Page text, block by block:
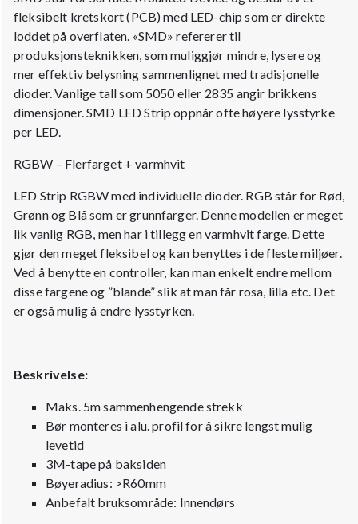
fleksibelt kretskort (PCB) med LED-chip som er direkte
loddet på overflaten. «SMD» refererer til
produksjonsteknikken, som muliggjør mindre, lysere og
mer effektiv belysning sammenlignet med tradisjonelle
dioder. Vanlige tall som 5050 eller 2835 angir brikkens
dimensjoner. SMD LED Strip oppnår ofte høyere lysstyrke
per LED.
RGBW – Flerfarget + varmhvit
LED Strip RGBW med individuelle dioder. RGB står for Rød,
Grønn og Blå som er grunnfarger. Denne modellen er meget
lik vanlig RGB, men har i tillegg en varmhvit farge. Dette
gjør den meget fleksibel og kan benyttes i de fleste miljøer.
Ved å benytte en controller, kan man enkelt endre mellom
disse fargene og ”blande” slik at man får rosa, lilla etc. Det
er også mulig å endre lysstyrken.
Beskrivelse:
Maks. 5m sammenhengende strekk
Bør monteres i alu. profil for å sikre lengst mulig
levetid
3M-tape på baksiden
Bøyeradius: >R60mm
Anbefalt bruksområde: Innendørs